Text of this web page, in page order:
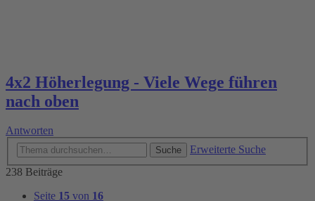
4x2 Höherlegung - Viele Wege führen
nach oben
Antworten
Suche
Erweiterte Suche
238 Beiträge
Seite 15 von 16